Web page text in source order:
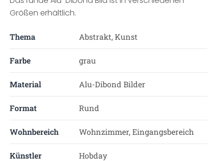
Größen erhältlich.
Thema Abstrakt, Kunst
Farbe grau
Material Alu-Dibond Bilder
Format Rund
Wohnbereich Wohnzimmer, Eingangsbereich
Künstler Hobday